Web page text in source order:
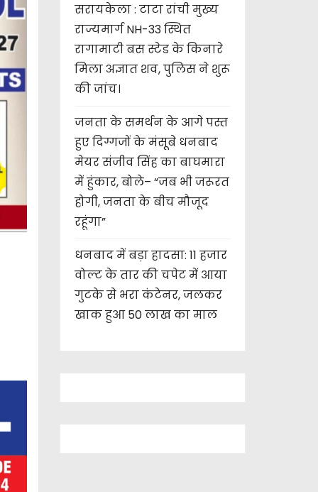
सरायकेला : टाटा रांची मुख्य
राज्यमार्ग NH-33 स्थित
रागामाटी बस स्टेड के किनारे
मिला अज्ञात शव, पुलिस ने शुरू
की जांच।
जनता के समर्थन के आगे पस्त
हुए दिग्गजों के मंसूबे धनबाद
मेयर संजीव सिंह का बाघमारा
में हुंकार, बोले– “जब भी जरूरत
होगी, जनता के बीच मौजूद
रहूंगा”
धनबाद में बड़ा हादसा: 11 हजार
वोल्ट के तार की चपेट में आया
गुटके से भरा कंटेनर, जलकर
खाक हुआ 50 लाख का माल